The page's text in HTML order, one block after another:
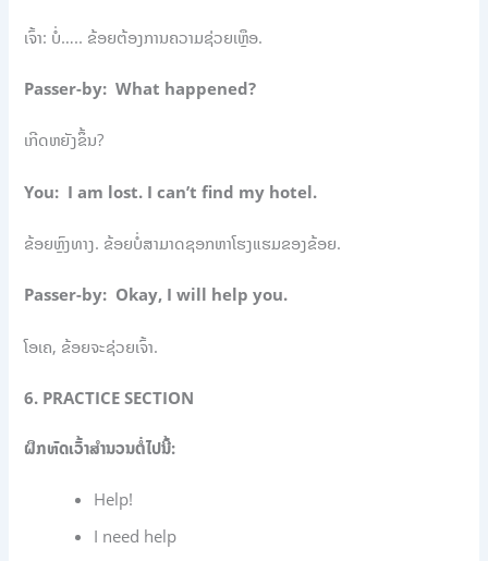
ເຈົ້າ: ບໍ່….. ຂ້ອຍຕ້ອງການຄວາມຊ່ວຍເຫຼືອ.
Passer-by: What happened?
ເກີດຫຍັງຂຶ້ນ?
You: I am lost. I can’t find my hotel.
ຂ້ອຍຫຼົງທາງ. ຂ້ອຍບໍ່ສາມາດຊອກຫາໂຮງແຮມຂອງຂ້ອຍ.
Passer-by: Okay, I will help you.
ໂອເຄ, ຂ້ອຍຈະຊ່ວຍເຈົ້າ.
6. PRACTICE SECTION
ຝຶກຫັດເວົ້າສຳນວນຕໍ່ໄປນີ້:
Help!
I need help